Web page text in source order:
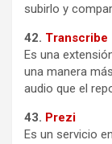
subirlo y
42. Transcribe
Es una
una manera
audio que el
43. Prezi
Es un servicio